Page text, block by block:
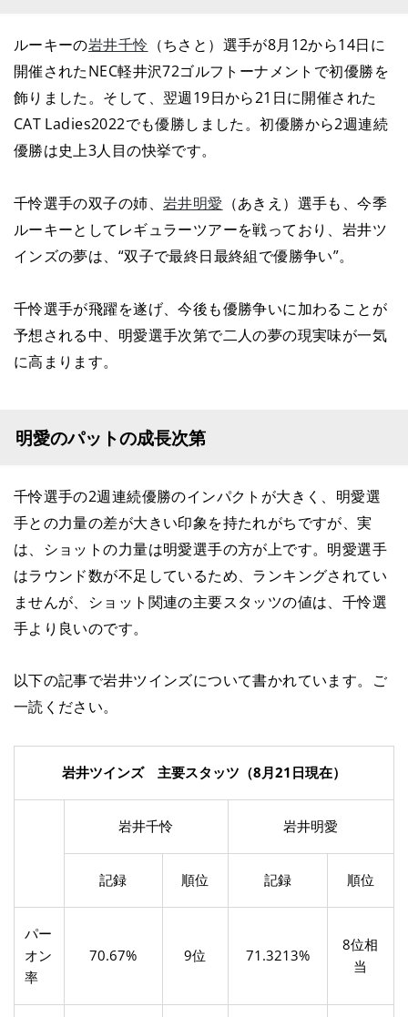
ルーキーの岩井千怜 （ちさと）選手が8月12から14日に
開催されたNEC軽井沢72ゴルフトーナメントで初優勝を
飾りました。そして、翌週19日から21日に開催された
CAT Ladies2022でも優勝しました。初優勝から2週連続
優勝は史上3人目の快挙です。
千怜選手の双子の姉、 岩井明愛 （あきえ）選手も、今季
ルーキーとしてレギュラーツアーを戦っており、岩井ツ
インズの夢は、“双子で最終日最終組で優勝争い”。
千怜選手が飛躍を遂げ、今後も優勝争いに加わることが
予想される中、明愛選手次第で二人の夢の現実味が一気
に高まります。
明愛のパットの成長次第
千怜選手の2週連続優勝のインパクトが大きく、明愛選
手との力量の差が大きい印象を持たれがちですが、実
は、ショットの力量は明愛選手の方が上です。明愛選手
はラウンド数が不足しているため、ランキングされてい
ませんが、ショット関連の主要スタッツの値は、千怜選
手より良いのです。
以下の記事で岩井ツインズについて書かれています。ご
一読ください。
岩井ツインズ 主要スタッツ（8月21日現在）
岩井千怜 岩井明愛
記録 順位 記録 順位
パー
オン
率
70.67% 9位 71.3213%
8位相
当